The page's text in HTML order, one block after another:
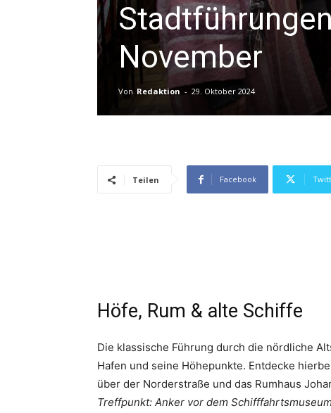
November
Von Redaktion - 29. Oktober 2024
Teilen Facebook
Höfe, Rum & alte Schiffe
Die klassische Führung durch die nördliche
Hafen und seine Höhepunkte. Entdecke
über der Norderstraße und das Rumhaus
Treffpunkt: Anker vor dem